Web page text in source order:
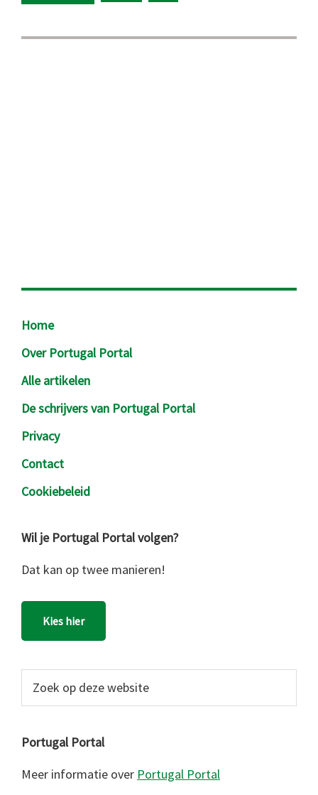
Footer
Home
Over Portugal Portal
Alle artikelen
De schrijvers van Portugal Portal
Privacy
Contact
Cookiebeleid
Wil je Portugal Portal volgen?
Dat kan op twee manieren!
Kies hier
website
Portugal Portal
Meer informatie over Portugal Portal